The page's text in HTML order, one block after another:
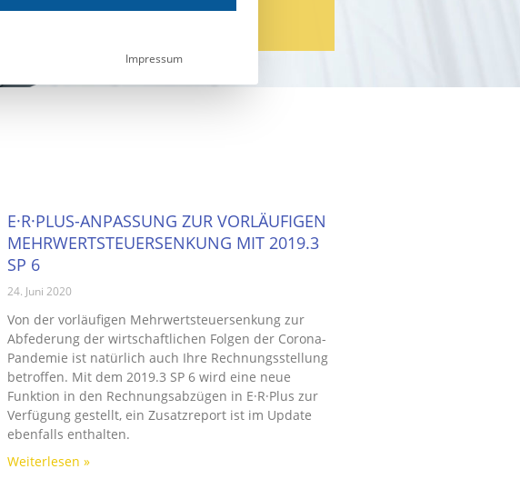
E·R·PLUS-ANPASSUNG ZUR VORLÄUFIGEN
MEHRWERTSTEUERSENKUNG MIT 2019.3
SP 6
24. Juni 2020
Von der vorläufigen Mehrwertsteuersenkung zur
Abfederung der wirtschaftlichen Folgen der Corona-
Pandemie ist natürlich auch Ihre Rechnungsstellung
betroffen. Mit dem 2019.3 SP 6 wird eine neue
Funktion in den Rechnungsabzügen in E·R·Plus zur
Verfügung gestellt, ein Zusatzreport ist im Update
ebenfalls enthalten.
Weiterlesen »
Impressum